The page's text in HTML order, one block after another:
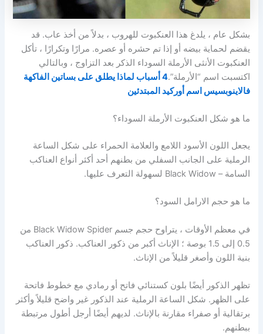
بشكل عام ، يلدغ هذا العنكبوت للهروب ، بدلاً من أخذ عاب. قد
يقضم لحماية بيضه أو إذا تم حشره أو عصره. مرارًا وتكرارًا ، تأكل
العنكبوت الأنثى الأرملة السوداء الذكر بعد التزاوج ، وبالتالي
اكتسبت اسم “الأرملة”.
4 أسباب لماذا يطلق على بساتين الفاكهة
فالاينوبسيس اسم أوركيد المبتدئين
ما هو شكل العنكبوت الأرملة السوداء؟
يجعل اللون الأسود اللامع والعلامة الحمراء على شكل الساعة
الرملية على الجانب السفلي من بطنهم أحد أكثر أنواع العناكب
السامة – Black Widow لسهولة التعرف عليها.
ما هو حجم الارامل السود؟
في معظم الأوقات ، يتراوح حجم جسم Black Widow Spider من
0.5 إلى 1.5 بوصة ؛ الإناث أكبر من ذكور العناكب. ذكور العناكب
بنية اللون وأصغر قليلاً من الإناث.
تظهر الذكور أيضًا بلون كستنائي فاتح أو رمادي مع خطوط فاتحة
على الظهر. شكل الساعة الرملية عند الذكور غير واضح قليلاً وأكثر
برتقالية أو صفراء مقارنة بالإناث. لديهم أيضًا أرجل أطول مرتبطة
ببطنهم.